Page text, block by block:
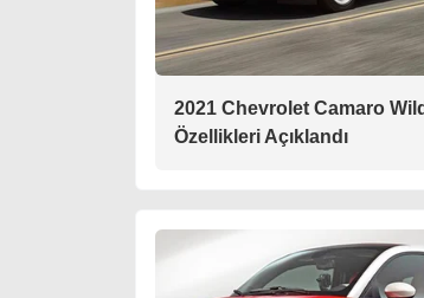
2021 Chevrolet Camaro
Özellikleri Açıklandı